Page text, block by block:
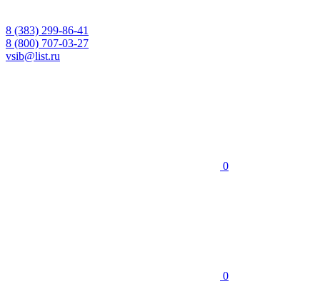
8 (383) 299-86-41
8 (800) 707-03-27
vsib@list.ru
0
0